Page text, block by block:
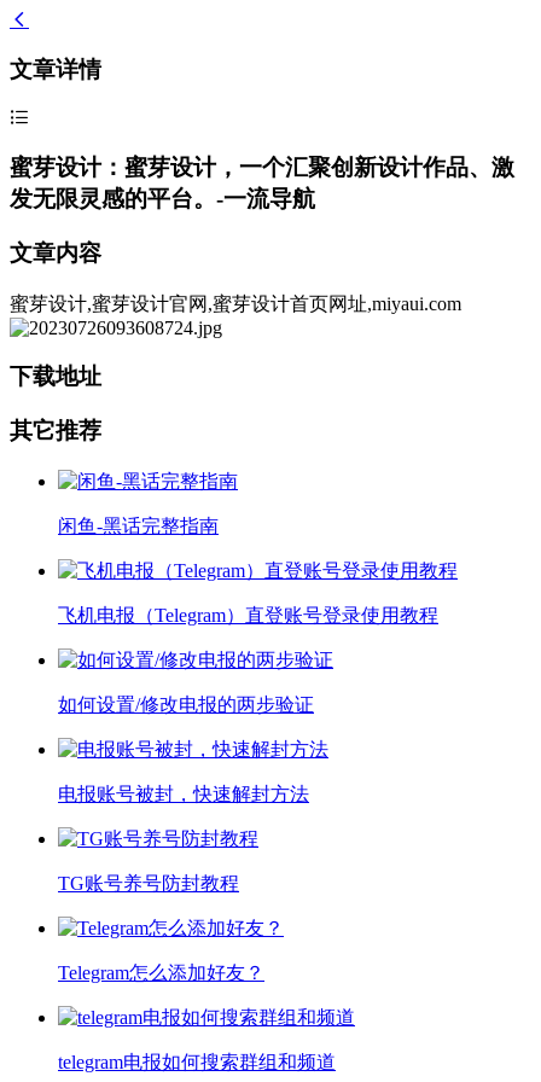
文章详情
蜜芽设计：蜜芽设计，一个汇聚创新设计作品、激
发无限灵感的平台。-一流导航
文章内容
蜜芽设计,蜜芽设计官网,蜜芽设计首页网址,miyaui.com
下载地址
其它推荐
闲鱼-黑话完整指南
‌飞机电报（Telegram）直登账号登录使用教程‌
如何设置/修改电报的两步验证
电报账号被封，快速解封方法
TG账号养号防封教程
Telegram怎么添加好友？
telegram电报如何搜索群组和频道